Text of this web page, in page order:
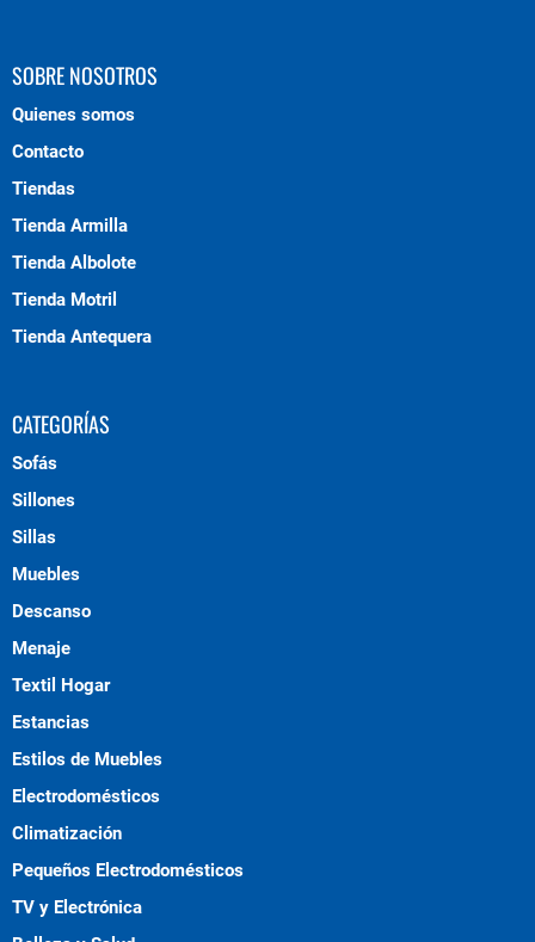
SOBRE NOSOTROS
Quienes somos
Contacto
Tiendas
Tienda Armilla
Tienda Albolote
Tienda Motril
Tienda Antequera
CATEGORÍAS
Sofás
Sillones
Sillas
Muebles
Descanso
Menaje
Textil Hogar
Estancias
Estilos de Muebles
Electrodomésticos
Climatización
Pequeños Electrodomésticos
TV y Electrónica